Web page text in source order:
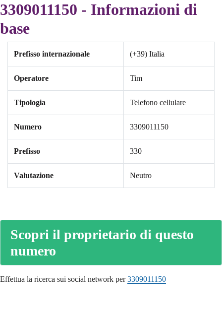
3309011150 - Informazioni di
base
Prefisso internazionale (+39) Italia
Operatore Tim
Tipologia Telefono cellulare
Numero 3309011150
Prefisso 330
Valutazione Neutro
Scopri il proprietario di questo
numero
Effettua la ricerca sui social network per3309011150